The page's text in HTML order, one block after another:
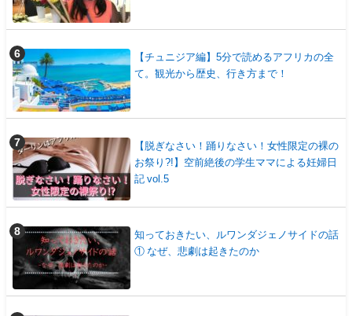
【チュニジア編】5分で読めるアフリカの全
て。観光から歴史、行き方まで！
【脱ぎなさい！踊りなさい！女性限定の裸の
お祭り?!】空前絶後の学生ママによる妊婦日
記 vol.5
知っておきたい、ルワンダジェノサイドの話
① なぜ、悲劇は起きたのか